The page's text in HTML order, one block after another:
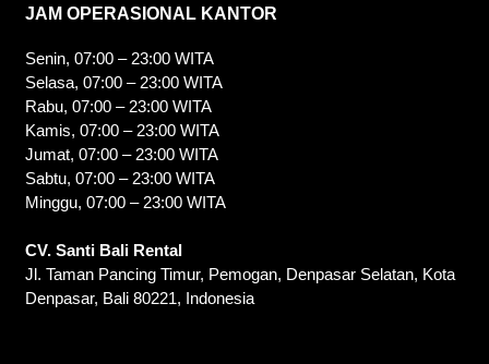
JAM OPERASIONAL KANTOR
Senin, 07:00 – 23:00 WITA
Selasa, 07:00 – 23:00 WITA
Rabu, 07:00 – 23:00 WITA
Kamis, 07:00 – 23:00 WITA
Jumat, 07:00 – 23:00 WITA
Sabtu, 07:00 – 23:00 WITA
Minggu, 07:00 – 23:00 WITA
CV. Santi Bali Rental
Jl. Taman Pancing Timur, Pemogan, Denpasar Selatan, Kota
Denpasar, Bali 80221, Indonesia